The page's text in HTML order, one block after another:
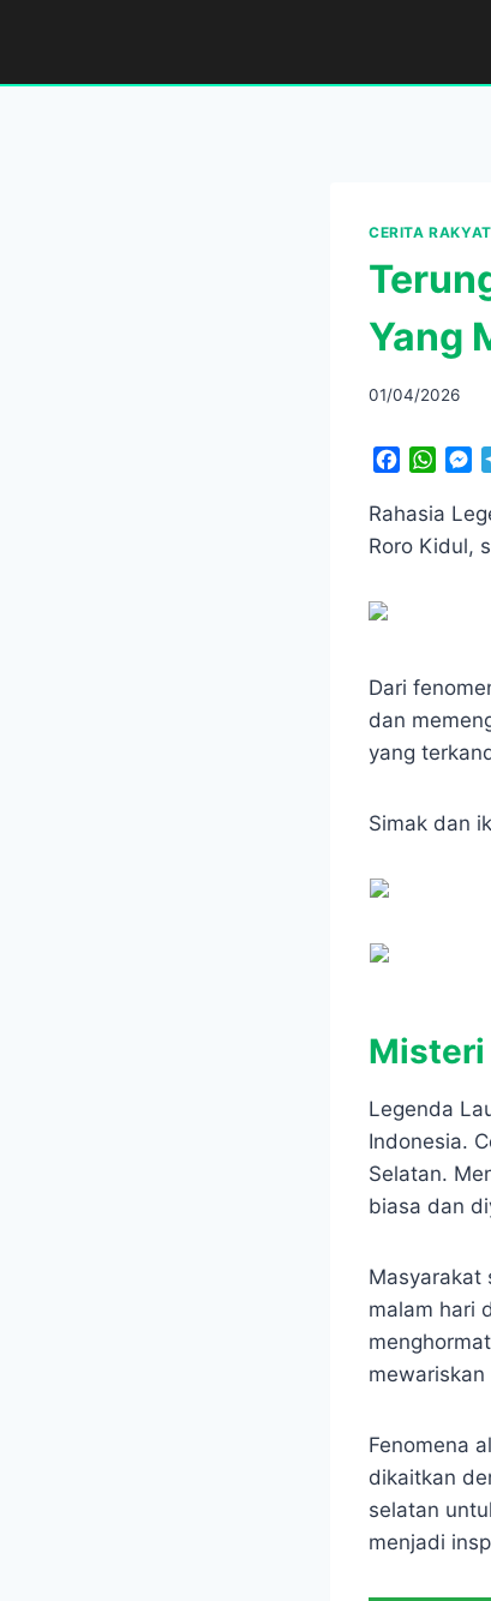
content
CERITA RAKYAT
Yang
01/04/2026
c
e
W
a
t
M
s
Rahasia
Roro Kidul,
Dari
dan
yang
Simak dan
Misteri
Legenda
Indonesia.
Selatan.
biasa dan
Masyarakat
malam hari
Fenomena
dikaitkan
selatan
menjadi